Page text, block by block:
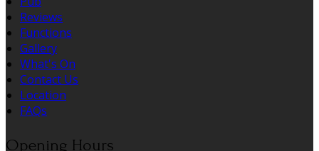
Reviews
Functions
Gallery
What's On
Contact Us
Location
FAQs
Opening Hours